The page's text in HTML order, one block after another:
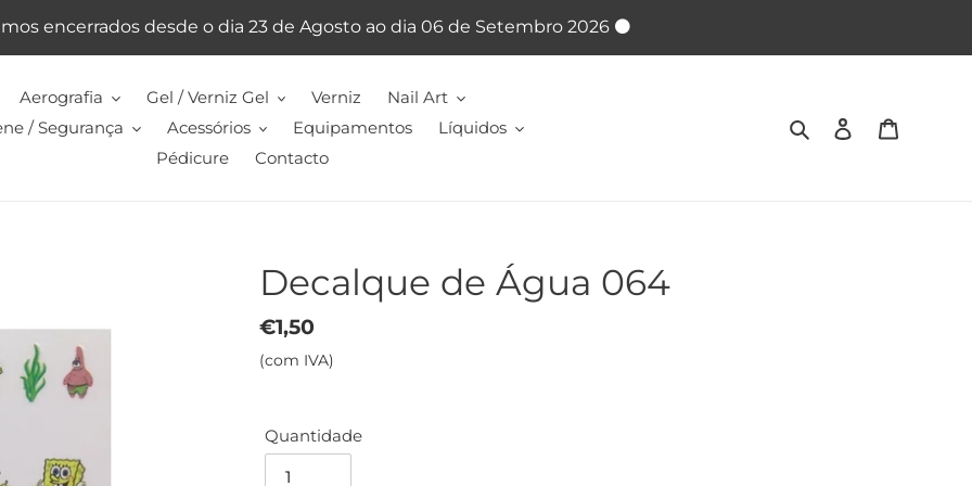
encerrados desde o dia 23 de Agosto ao dia 06 de Setembro 2026 ⚫
Aerografia Gel / Verniz Gel Verniz
Nail Art
/ Segurança
Acessórios Equipamentos
Líquidos
Pédicure
Contacto
PesquisarIniciar sessão
Decalque de Água 064
Preço
normal
€1,50
(com IVA)
Quantidade